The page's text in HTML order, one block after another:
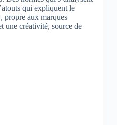
qui expliquent le
propre aux marques
une créativité, source de